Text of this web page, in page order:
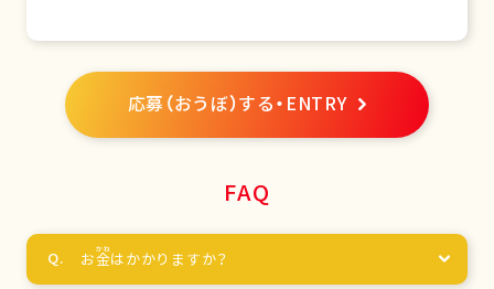
応募（おうぼ）する・ENTRY
FAQ
お金はかかりますか？